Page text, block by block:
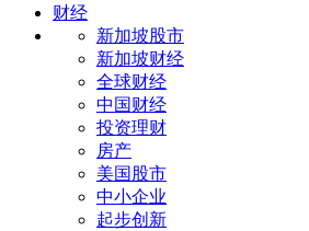
财经
新加坡股市
新加坡财经
全球财经
中国财经
投资理财
房产
美国股市
中小企业
起步创新